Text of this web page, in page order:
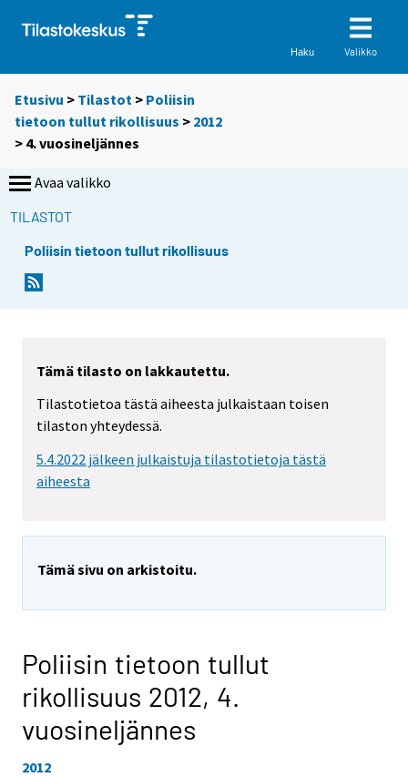
Haku Valikko
Etusivu > Tilastot > Poliisin
tietoon tullut rikollisuus > 2012
> 4. vuosineljännes
Avaa valikko
TILASTOT
Poliisin tietoon tullut rikollisuus
Tämä tilasto on lakkautettu.
Tilastotietoa tästä aiheesta julkaistaan toisen
tilaston yhteydessä.
5.4.2022 jälkeen julkaistuja tilastotietoja tästä
aiheesta
Tämä sivu on arkistoitu.
Poliisin tietoon tullut
rikollisuus 2012, 4.
vuosineljännes
2012